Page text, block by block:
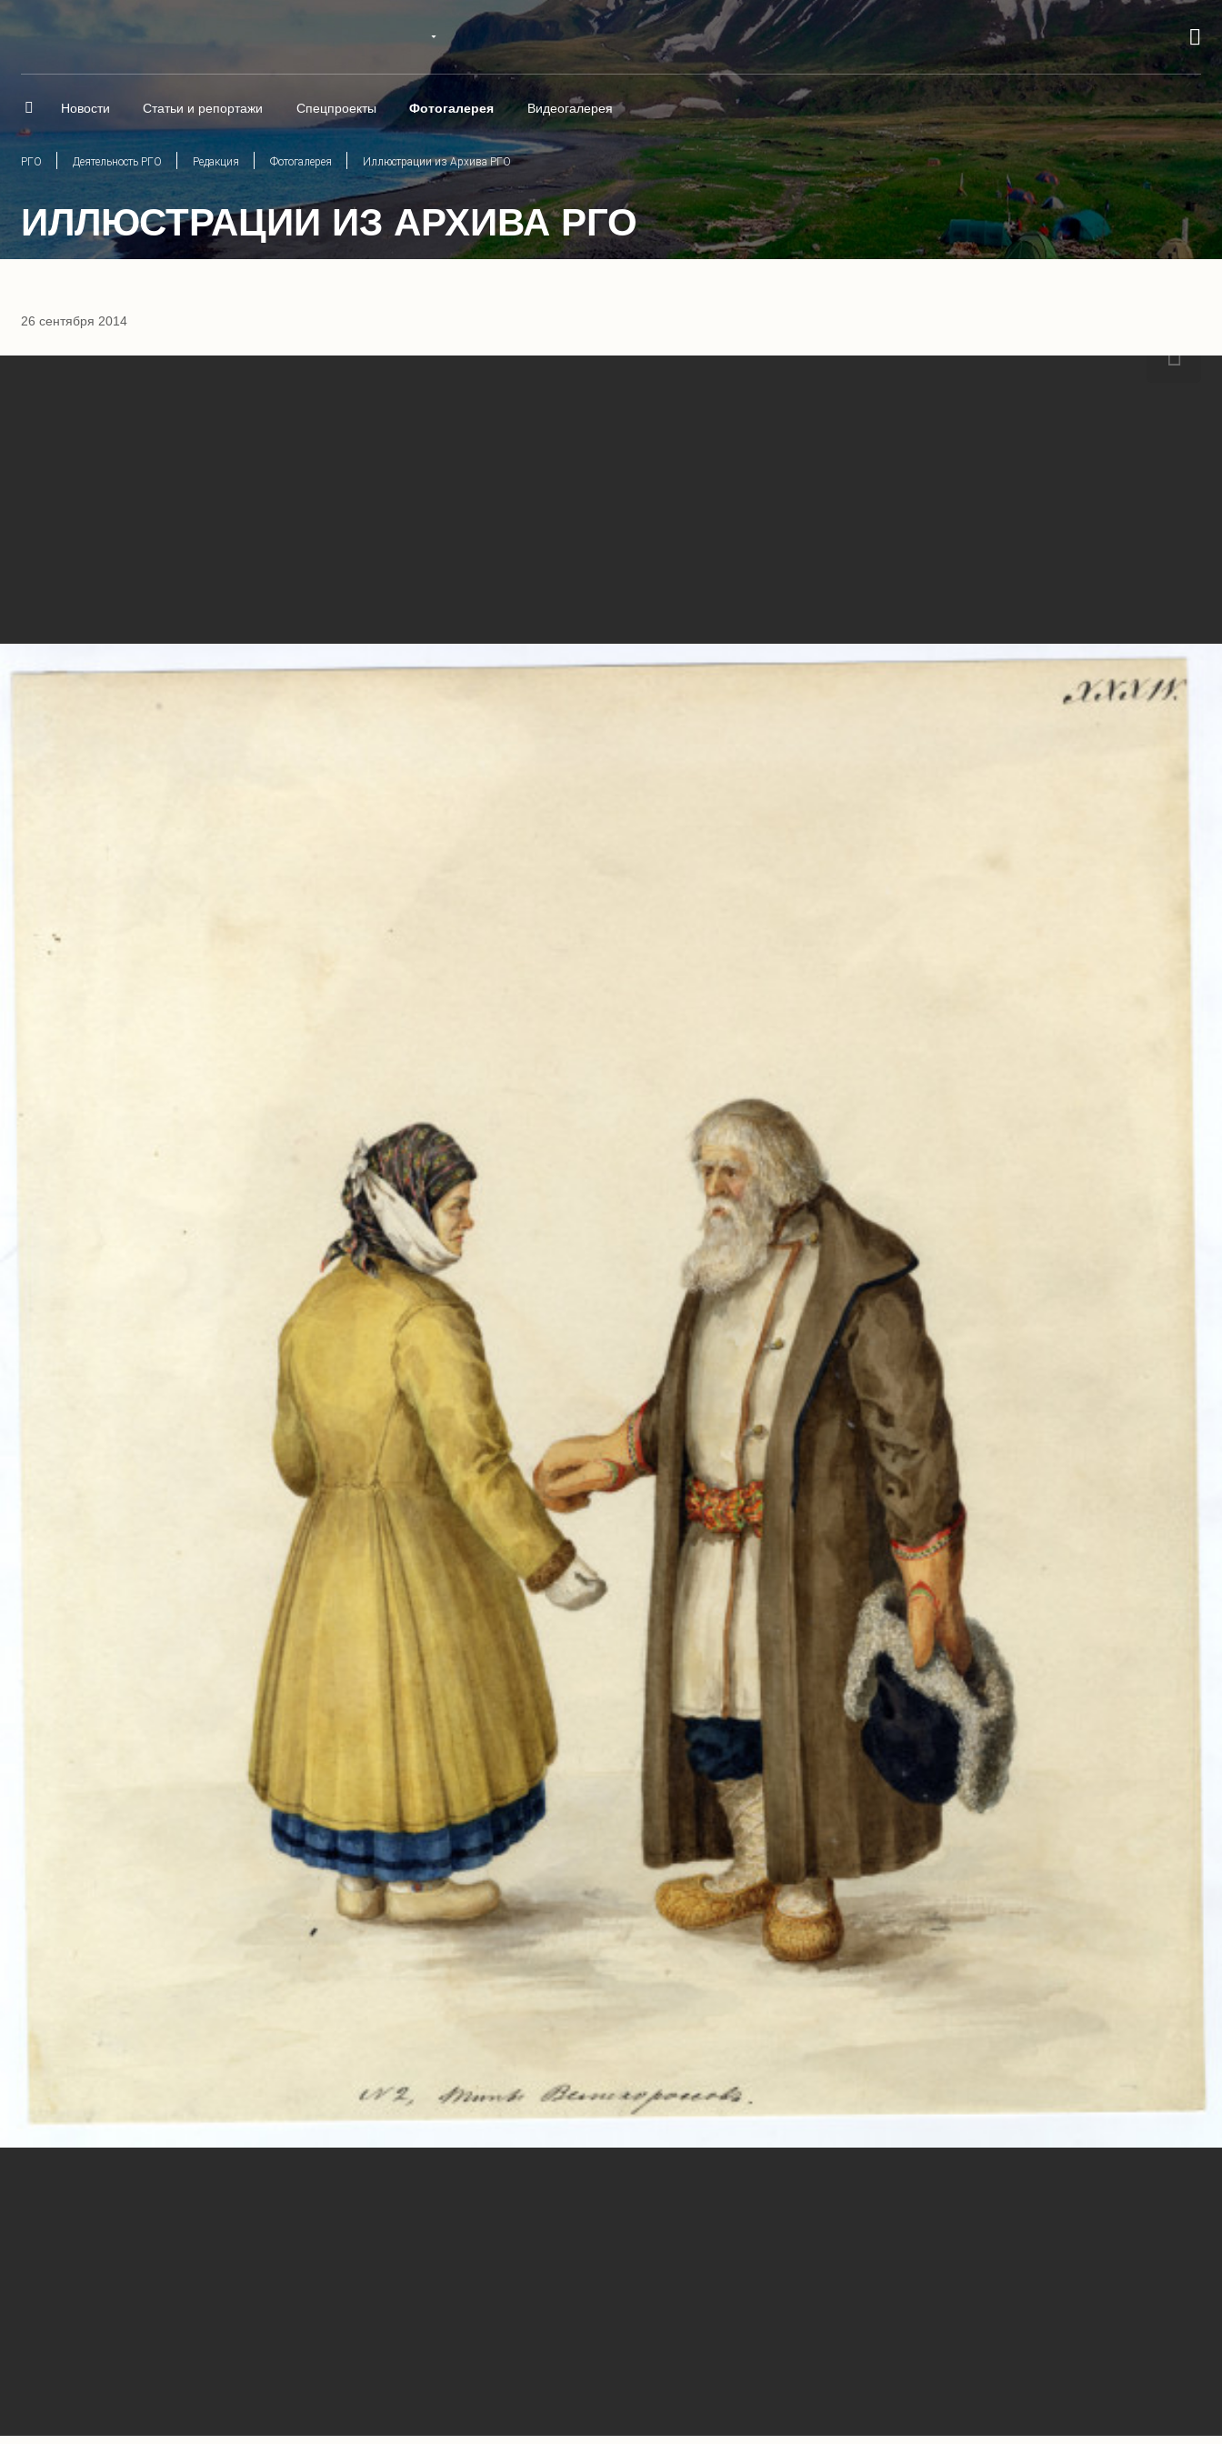
Новости Статьи и репортажи Спецпроекты Фотогалерея Видеогалерея
РГО Деятельность РГО Редакция Фотогалерея Иллюстрации из Архива РГО
ИЛЛЮСТРАЦИИ ИЗ АРХИВА РГО
26 сентября 2014